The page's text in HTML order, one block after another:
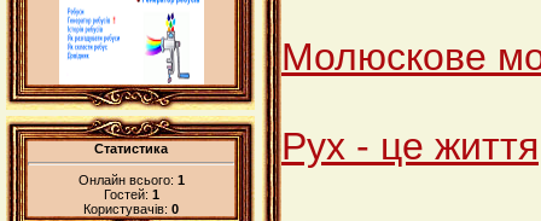
Статистика
Онлайн всього: 1
Гостей: 1
Користувачів: 0
Молюскове
Рух - це життя